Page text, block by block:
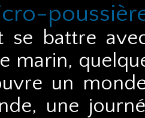
se battre
marin,
un
une